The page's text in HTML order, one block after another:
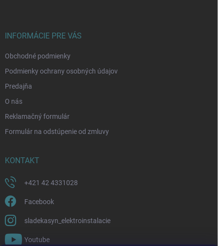
INFORMÁCIE PRE VÁS
Obchodné podmienky
Podmienky ochrany osobných údajov
Predajňa
O nás
Reklamačný formulár
Formulár na odstúpenie od zmluvy
KONTAKT
+421 42 4331028
Facebook
sladekasyn_elektroinstalacie
Youtube